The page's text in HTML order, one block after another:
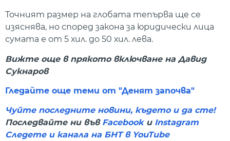
Точният размер на глобата тепърва ще се
изяснява, но според закона за юридически лица
сумата е от 5 хил. до 50 хил. лева.
Вижте още в прякото включване на Давид
Сукнаров
Гледайте още теми от "Денят започва"
Чуйте последните новини, където и да сте!
Последвайте ни във Facebookи Instagram
Следете и канала на БНТ в YouTube